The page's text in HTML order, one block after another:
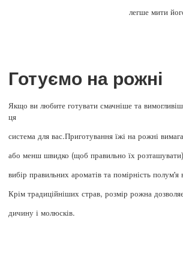
легше мити
Готуємо на рожні
Якщо ви любите готувати смачніше та
ця
система для вас.Приготування їжі на рожні
або менш швидко (щоб правильно їх
вибір правильних ароматів та помірність
Крім традиційніших страв, розмір рожна
дичину і молюсків.